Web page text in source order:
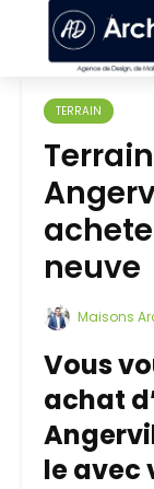
TERRAIN
neuve
Maisons
Vous
achat
le avec